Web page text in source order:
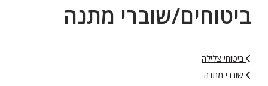
ביטוחים/שוברי מתנה
ביטוחי צלילה
שוברי מתנה